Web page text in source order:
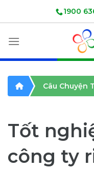
1900
Câu Chuyện
Tốt
công ty